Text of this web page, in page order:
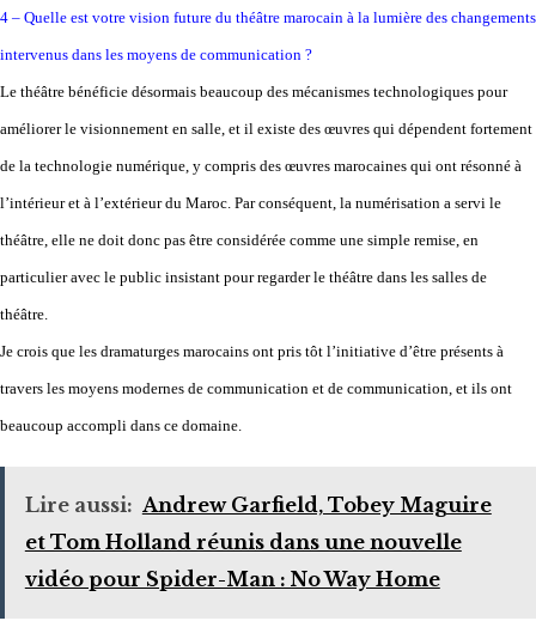
4 – Quelle est votre vision future du théâtre marocain à la lumière des changements
intervenus dans les moyens de communication ?
Le théâtre bénéficie désormais beaucoup des mécanismes technologiques pour
améliorer le visionnement en salle, et il existe des œuvres qui dépendent fortement
de la technologie numérique, y compris des œuvres marocaines qui ont résonné à
l’intérieur et à l’extérieur du Maroc. Par conséquent, la numérisation a servi le
théâtre, elle ne doit donc pas être considérée comme une simple remise, en
particulier avec le public insistant pour regarder le théâtre dans les salles de
théâtre.
Je crois que les dramaturges marocains ont pris tôt l’initiative d’être présents à
travers les moyens modernes de communication et de communication, et ils ont
beaucoup accompli dans ce domaine.
Lire aussi: Andrew Garfield, Tobey Maguire
et Tom Holland réunis dans une nouvelle
vidéo pour Spider-Man : No Way Home